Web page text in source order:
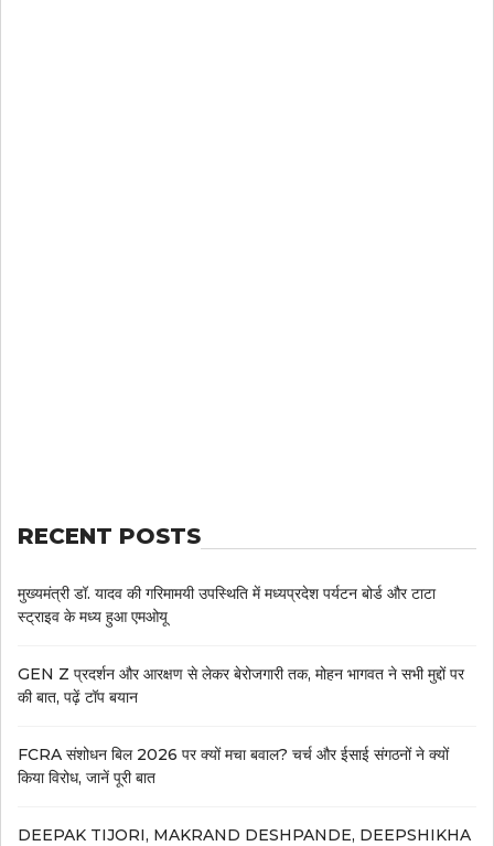
RECENT POSTS
मुख्यमंत्री डॉ. यादव की गरिमामयी उपस्थिति में मध्यप्रदेश पर्यटन बोर्ड और टाटा
स्ट्राइव के मध्य हुआ एमओयू
GEN Z प्रदर्शन और आरक्षण से लेकर बेरोजगारी तक, मोहन भागवत ने सभी मुद्दों पर
की बात, पढ़ें टॉप बयान
FCRA संशोधन बिल 2026 पर क्यों मचा बवाल? चर्च और ईसाई संगठनों ने क्यों
किया विरोध, जानें पूरी बात
DEEPAK TIJORI, MAKRAND DESHPANDE, DEEPSHIKHA